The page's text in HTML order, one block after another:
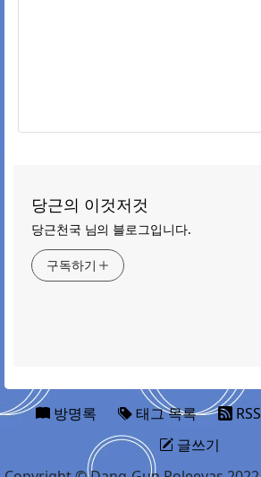
당근의 이것저것
당근천국 님의 블로그입니다.
구독하기
방명록 태그 목록 RSS
글쓰기